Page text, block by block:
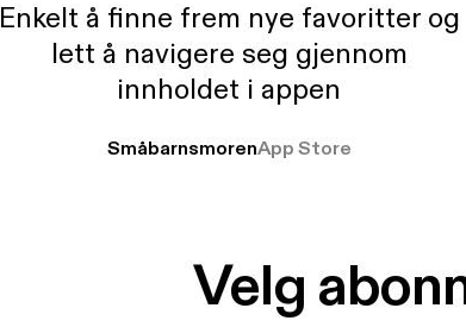
Enkelt å finne frem nye favoritter og
lett å navigere seg gjennom
innholdet i appen
SmåbarnsmorenApp Store
Velg